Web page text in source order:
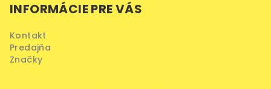
INFORMÁCIE PRE VÁS
Kontakt
Predajňa
Značky